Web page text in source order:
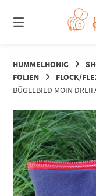
zum
Inhalt
HUMMELHONIG
FOLIEN
FLOCK/
BÜGELBILD MOIN